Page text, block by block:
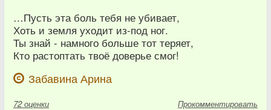
…Пусть эта боль тебя не убивает,
Хоть и земля уходит из-под ног.
Ты знай - намного больше тот теряет,
Кто растоптать твоё доверье смог!
Забавина Арина
72 оценки Прокомментировать